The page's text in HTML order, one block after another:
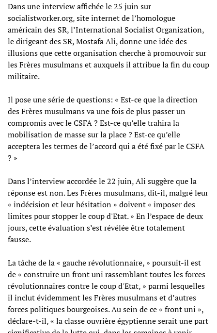
Dans une interview affichée le 25 juin sur
socialistworker.org, site internet de l’homologue
américain des SR, l’International Socialist Organization,
le dirigeant des SR, Mostafa Ali, donne une idée des
illusions que cette organisation cherche à promouvoir sur
les Frères musulmans et auxquels il attribue la fin du coup
militaire.
Il pose une série de questions: « Est-ce que la direction
des Frères musulmans va une fois de plus passer un
compromis avec le CSFA ? Est-ce qu’elle trahira la
mobilisation de masse sur la place ? Est-ce qu’elle
acceptera les termes de l’accord qui a été fixé par le CSFA
? »
Dans l’interview accordée le 22 juin, Ali suggère que la
réponse est non. Les Frères musulmans, dit-il, malgré leur
« indécision et leur hésitation » doivent « imposer des
limites pour stopper le coup d'Etat. » En l’espace de deux
jours, cette évaluation s’est révélée être totalement
fausse.
La tâche de la « gauche révolutionnaire, » poursuit-il est
de « construire un front uni rassemblant toutes les forces
révolutionnaires contre le coup d'Etat, » parmi lesquelles
il inclut évidemment les Frères musulmans et d’autres
forces politiques bourgeoises. Au sein de ce « front uni »,
déclare-t-il, « la classe ouvrière égyptienne serait une part